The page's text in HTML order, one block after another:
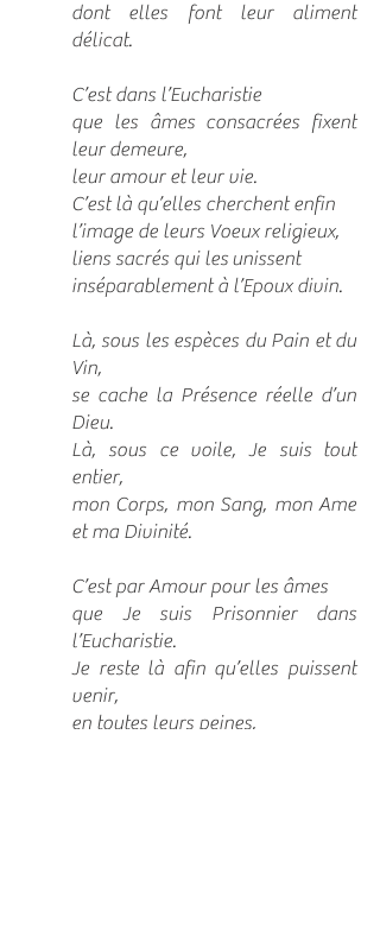
dont elles font leur aliment
délicat.
C’est dans l’Eucharistie
que les âmes consacrées fixent
leur demeure,
leur amour et leur vie.
C’est là qu’elles cherchent enfin
l’image de leurs Voeux religieux,
liens sacrés qui les unissent
inséparablement à l’Epoux divin.
Là, sous les espèces du Pain et du
Vin,
se cache la Présence réelle d’un
Dieu.
Là, sous ce voile, Je suis tout
entier,
mon Corps, mon Sang, mon Ame
et ma Divinité.
C’est par Amour pour les âmes
que Je suis Prisonnier dans
l’Eucharistie.
Je reste là afin qu’elles puissent
venir,
en toutes leurs peines,